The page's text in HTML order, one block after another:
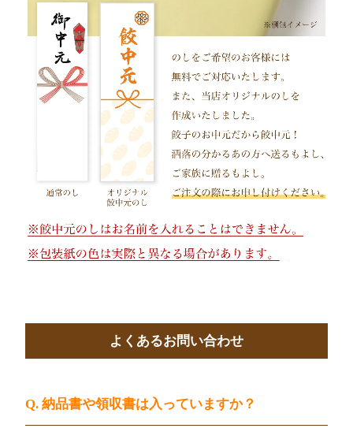
よくあるお問い合わせ
Q. 納品書や領収書は入っていますか？